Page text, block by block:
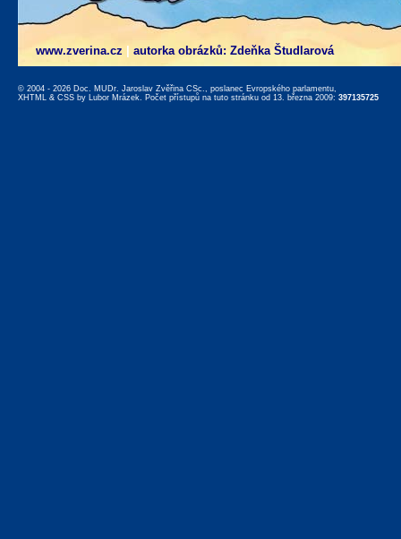
www.zverina.cz autorka obrázků: Zdeňka Študlarová
© 2004 - 2026 Doc. MUDr. Jaroslav Zvěřina CSc., poslanec Evropského parlamentu,
XHTML & CSS by Lubor Mrázek. Počet přístupů na tuto stránku od 13. března 2009: 397135725